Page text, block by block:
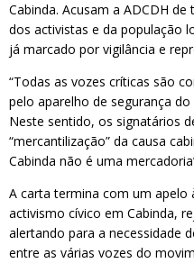
Cabinda. Acusam a ADCDH
dos activistas e da população
já marcado por vigilância e
“Todas as vozes críticas são
pelo aparelho de segurança
Neste sentido, os signatários
“mercantilização” da causa
Cabinda não é uma
A carta termina com um apelo
activismo cívico em Cabinda,
alertando para a necessidade
entre as várias vozes do